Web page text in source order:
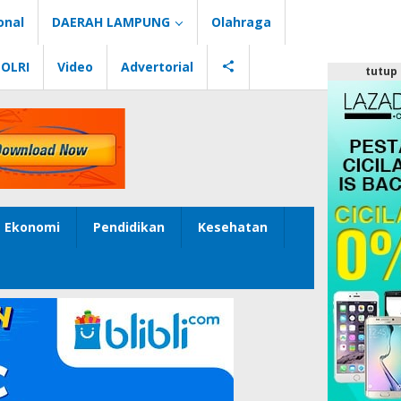
DAERAH LAMPUNG Olahraga
Video Advertorial
Ekonomi Pendidikan Kesehatan
tutup